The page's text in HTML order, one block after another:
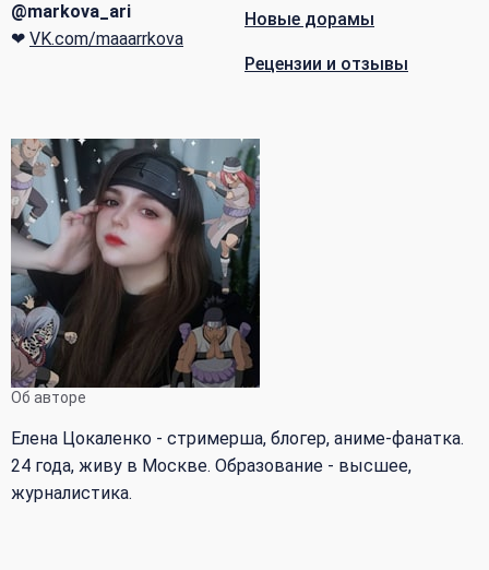
@markova_ari
❤ VK.com/maaarrkova
Новые дорамы
Рецензии и отзывы
Об авторе
Елена Цокаленко - стримерша, блогер, аниме-фанатка.
24 года, живу в Москве. Образование - высшее,
журналистика.